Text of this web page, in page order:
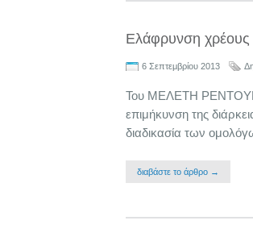
Ελάφρυνση χρέους
6 Σεπτεμβρίου 2013
Του ΜΕΛΕΤΗ
επιμήκυνση της
διαδικασία των
διαβάστε το άρθρο →